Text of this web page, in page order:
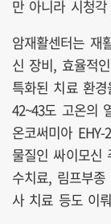
만 아니라 시청
암재활센터는 재
신 장비, 효율적
특화된 치료 환
42~43도 고온의
온코써미아
물질인 싸이모신
수치료, 림프부
사 치료 등도 이